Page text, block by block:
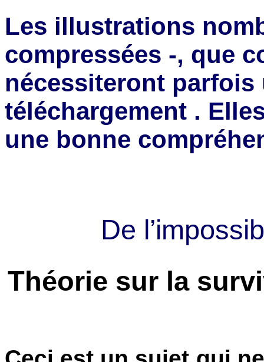
Les illustrations
compressées -, que
nécessiteront parfois
téléchargement .
une bonne
De
Théorie sur la